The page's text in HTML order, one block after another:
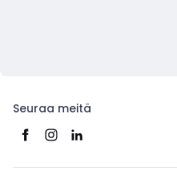
Seuraa meitä